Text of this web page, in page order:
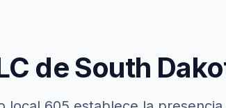
deSouth